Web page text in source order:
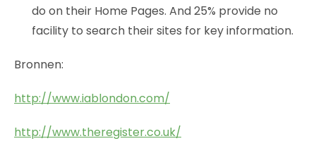
do on their Home Pages. And 25% provide no
facility to search their sites for key information.
Bronnen:
http://www.iablondon.com/
http://www.theregister.co.uk/